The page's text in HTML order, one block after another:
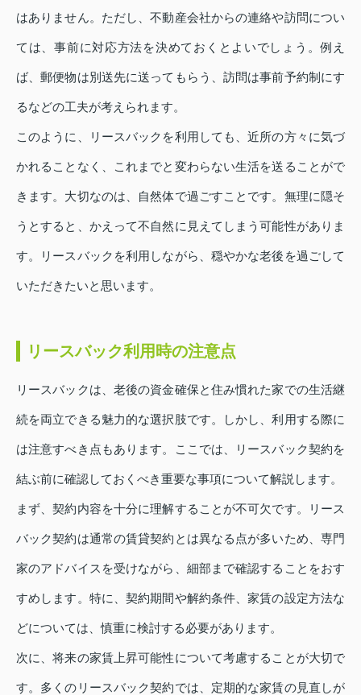
はありません。ただし、不動産会社からの連絡や訪問につい
ては、事前に対応方法を決めておくとよいでしょう。例え
ば、郵便物は別送先に送ってもらう、訪問は事前予約制にす
るなどの工夫が考えられます。
このように、リースバックを利用しても、近所の方々に気づ
かれることなく、これまでと変わらない生活を送ることがで
きます。大切なのは、自然体で過ごすことです。無理に隠そ
うとすると、かえって不自然に見えてしまう可能性がありま
す。リースバックを利用しながら、穏やかな老後を過ごして
いただきたいと思います。
リースバック利用時の注意点
リースバックは、老後の資金確保と住み慣れた家での生活継
続を両立できる魅力的な選択肢です。しかし、利用する際に
は注意すべき点もあります。ここでは、リースバック契約を
結ぶ前に確認しておくべき重要な事項について解説します。
まず、契約内容を十分に理解することが不可欠です。リース
バック契約は通常の賃貸契約とは異なる点が多いため、専門
家のアドバイスを受けながら、細部まで確認することをおす
すめします。特に、契約期間や解約条件、家賃の設定方法な
どについては、慎重に検討する必要があります。
次に、将来の家賃上昇可能性について考慮することが大切で
す。多くのリースバック契約では、定期的な家賃の見直しが